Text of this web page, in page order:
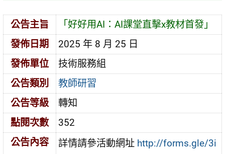
公告主旨
「好好用AI：AI課堂直擊x教材首發」
發佈日期
2025 年 8 月 25 日
發佈單位
技術服務組
公告類別
教師研習
公告等級
轉知
點閱次數
352
公告內容
詳情請參活動網址 http://forms.gle/3i